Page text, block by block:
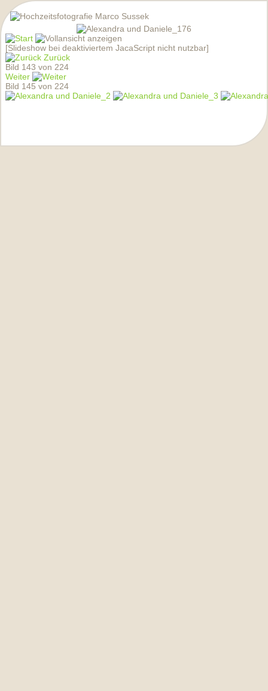
[Slideshow bei deaktiviertem JacaScript nicht nutzbar]
Zurück
Bild 143 von 224
Weiter
Bild 145 von 224